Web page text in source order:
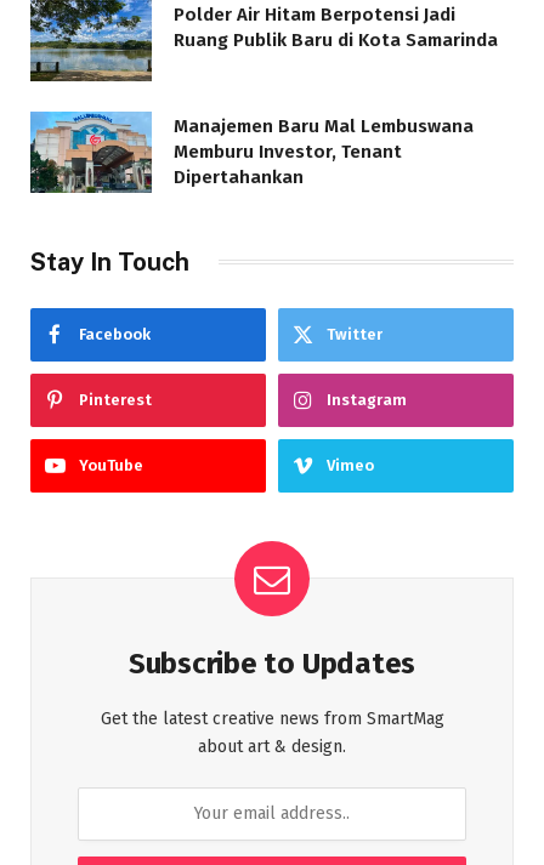
Polder Air Hitam Berpotensi Jadi
Ruang Publik Baru di Kota Samarinda
Manajemen Baru Mal Lembuswana
Memburu Investor, Tenant
Dipertahankan
Stay In Touch
Facebook Twitter
Pinterest Instagram
YouTube Vimeo
Subscribe to Updates
Get the latest creative news from SmartMag
about art & design.